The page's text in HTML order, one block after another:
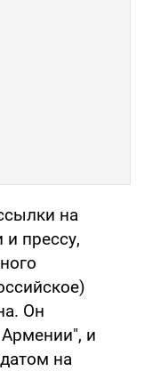
на
прессу,
Он
и
на